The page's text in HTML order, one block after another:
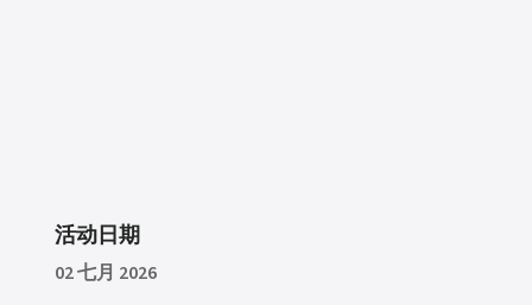
活动日期
02 七月 2026